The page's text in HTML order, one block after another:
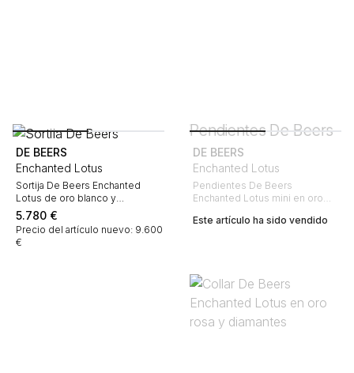
DE BEERS
Enchanted Lotus
Sortija De Beers Enchanted
Lotus de oro blanco y
diamantes
5.780 €
Precio del artículo nuevo: 9.600
€
DE BEERS
Enchanted Lotus
Pendientes De Beers
Enchanted Lotus mini en oro
Este artículo ha sido vendido